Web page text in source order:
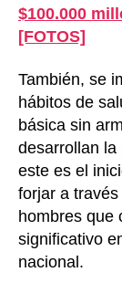
$100.000
[FOTOS]
También, se
hábitos de
básica sin
desarrollan la
este es el
forjar a
hombres que
significativo
nacional.